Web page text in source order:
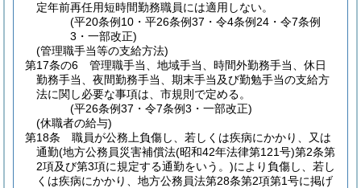
定年前再任用短時間勤務職員には適用しない。
(平20条例10・平26条例37・令4条例24・令7条例
3・一部改正)
(管理職手当等の支給方法)
第17条の6
管理職手当、地域手当、時間外勤務手当、休日
勤務手当、夜間勤務手当、期末手当及び勤勉手当の支給方
法に関し必要な事項は、市規則で定める。
(平26条例37・令7条例3・一部改正)
(休職者の給与)
第18条
職員が公務上負傷し、若しくは疾病にかかり、又は
通勤(地方公務員災害補償法(昭和42年法律第121号)第2条第
2項及び第3項に規定する通勤をいう。)により負傷し、若し
くは疾病にかかり、地方公務員法第28条第2項第1号に掲げ